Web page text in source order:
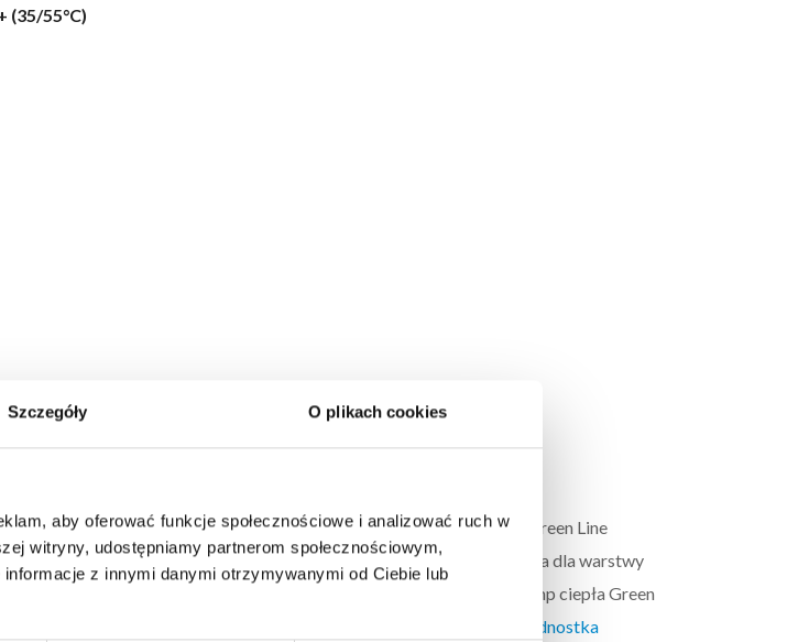
Szczegóły O plikach cookies
aby oferować funkcje społecznościowe i analizować ruch w
witryny, udostępniamy partnerom społecznościowym,
informacje z innymi danymi otrzymywanymi od Ciebie lub
(35/55°C)
to urządzenia typu powietrze-woda w rozwiązaniu monoblok. Seria Green Line
chłodniczy R290. Substancja R290 – czyli propan, jest bezpieczna dla warstwy
globalnego ocieplenia. FoxAIR oferuje dwa rodzaje zasilania pomp ciepła Green
Pompa ciepła FoxAIR Green Line 9 kW 1f GL-9-1 monoblok (jednostka